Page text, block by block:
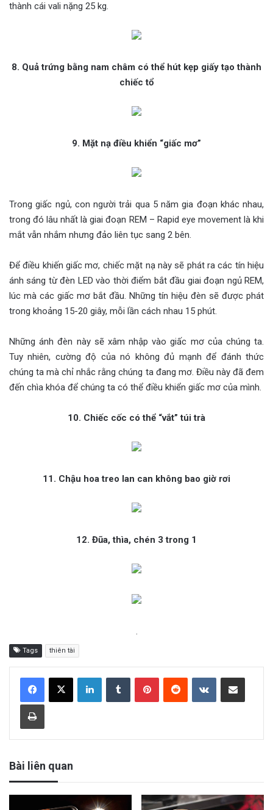
thành cái vali nặng 25 kg.
8. Quả trứng bằng nam châm có thể hút kẹp giấy tạo thành
chiếc tổ
9. Mặt nạ điều khiển “giấc mơ”
Trong giấc ngủ, con người trải qua 5 năm gia đoạn khác nhau,
trong đó lâu nhất là giai đoạn REM – Rapid eye movement là khi
mắt vẫn nhắm nhưng đảo liên tục sang 2 bên.
Để điều khiến giấc mơ, chiếc mặt nạ này sẽ phát ra các tín hiệu
ánh sáng từ đèn LED vào thời điểm bắt đầu giai đoạn ngủ REM,
lúc mà các giấc mơ bắt đầu. Những tín hiệu đèn sẽ được phát
trong khoảng 15-20 giây, mỗi lần cách nhau 15 phút.
Những ánh đèn này sẽ xâm nhập vào giấc mơ của chúng ta.
Tuy nhiên, cường độ của nó không đủ mạnh để đánh thức
chúng ta mà chỉ nhắc rằng chúng ta đang mơ. Điều này đã đem
đến chìa khóa để chúng ta có thể điều khiển giấc mơ của mình.
10. Chiếc cốc có thể “vắt” túi trà
11. Chậu hoa treo lan can không bao giờ rơi
12. Đũa, thìa, chén 3 trong 1
.
Tags thiên tài
Bài liên quan